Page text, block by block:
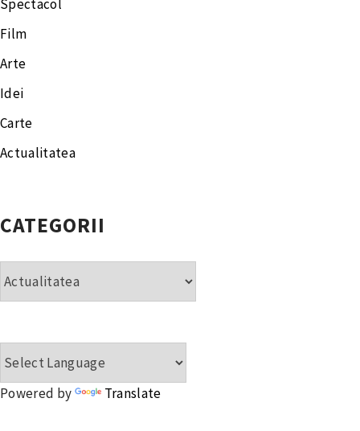
Spectacol
Film
Arte
Idei
Carte
Actualitatea
CATEGORII
Powered by Translate